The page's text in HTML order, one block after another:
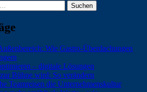
Wie Gastro-Überdachungen
– digitale Lösungen
Bühne wird: So verändern
Teamreisen die Unternehmenskultur